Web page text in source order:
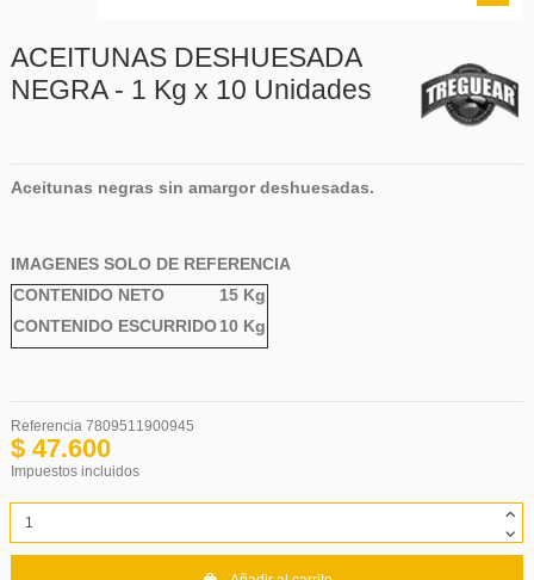
ACEITUNAS DESHUESADA
NEGRA - 1 Kg x 10 Unidades
Aceitunas negras sin amargor deshuesadas.
IMAGENES SOLO DE REFERENCIA
CONTENIDO NETO
15 Kg
CONTENIDO ESCURRIDO 10 Kg
Referencia 7809511900945
$ 47.600
Impuestos incluidos